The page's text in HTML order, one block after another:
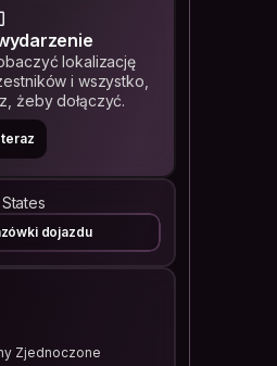
lokalizację
i wszystko,
żeby dołączyć.
teraz
dojazdu
Zjednoczone